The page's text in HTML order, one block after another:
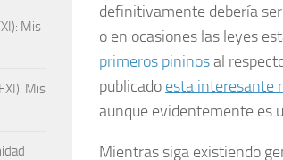
definitivamente debería
o en ocasiones las leyes
primeros pininosal
publicado esta interesante
aunque evidentemente es
Mientras siga existiendo
Mis
Mis